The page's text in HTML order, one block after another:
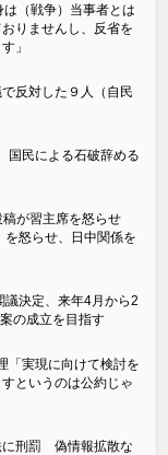
（戦争）当事者とは
りませんし、反省を
」
反対した９人（自民
国民による石破辞める
が習主席を怒らせ
怒らせ、日中関係を
議決定、来年4月から2
の成立を目指す
「実現に向けて検討を
というのは公約じゃ
に刑罰 偽情報拡散な